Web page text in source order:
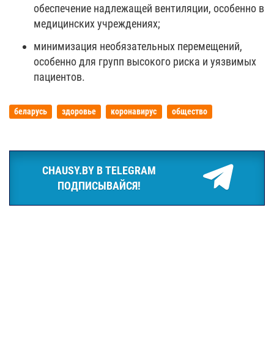
обеспечение надлежащей вентиляции, особенно в
медицинских учреждениях;
минимизация необязательных перемещений,
особенно для групп высокого риска и уязвимых
пациентов.
беларусь здоровье коронавирус общество
CHAUSY.BY В TELEGRAM
ПОДПИСЫВАЙСЯ!